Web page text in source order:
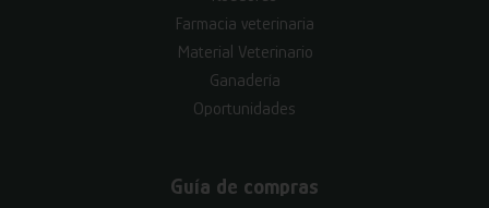
Farmacia veterinaria
Material Veterinario
Ganadería
Oportunidades
Guía de compras